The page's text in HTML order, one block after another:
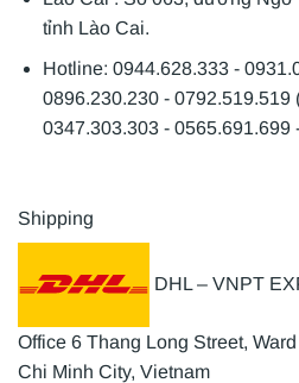
tỉnh Lào Cai.
Hotline: 0944.628.333 -
0896.230.230 - 0792.519.519
0347.303.303 - 0565.691.699
Shipping
DHL – VNPT
Office 6 Thang Long Street,
Chi Minh City, Vietnam